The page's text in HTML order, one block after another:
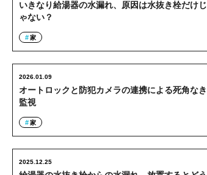
いきなり給湯器の水漏れ、原因は水抜き栓だけじ
ゃない？
家
オートロックと防犯カメラの連携による死角なき
監視
2026.01.09
家
2025.12.25